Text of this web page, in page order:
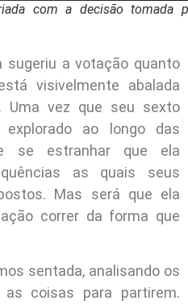
com a decisão tomada
sugeriu a votação quanto
visivelmente abalada
Uma vez que seu sexto
ao longo das
se estranhar que ela
as quais seus
Mas será que ela
correr da forma que
sentada, analisando os
as coisas para partirem.